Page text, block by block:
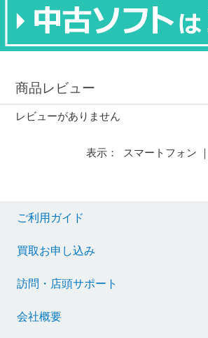
商品レビュー
レビューがありません
表示： スマートフォン ｜
ご利用ガイド
買取お申し込み
訪問・店頭サポート
会社概要